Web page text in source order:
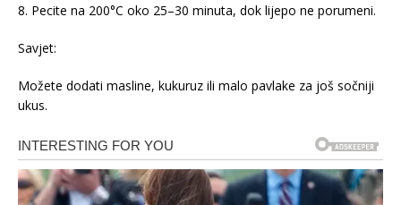
8. Pecite na 200°C oko 25–30 minuta, dok lijepo ne porumeni.
Savjet:
Možete dodati masline, kukuruz ili malo pavlake za još sočniji
ukus.